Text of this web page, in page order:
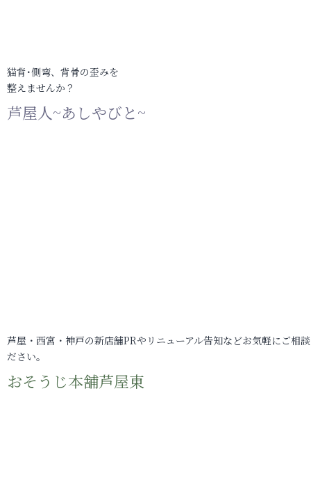
猫背･側弯、背骨の歪みを
整えませんか？
芦屋人~あしやびと~
芦屋・西宮・神戸の新店舗PRやリニューアル告知などお気軽にご相
ださい。
おそうじ本舗芦屋東